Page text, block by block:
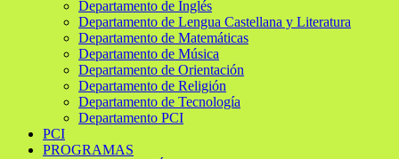
Departamento de Inglés
Departamento de Lengua Castellana y Literatura
Departamento de Matemáticas
Departamento de Música
Departamento de Orientación
Departamento de Religión
Departamento de Tecnología
Departamento PCI
PCI
PROGRAMAS